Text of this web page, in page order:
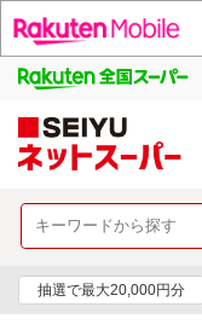
抽選で最大20,000円分